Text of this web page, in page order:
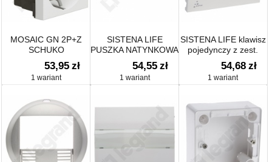
MOSAIC GN 2P+Z
SCHUKO
PODŁĄCZANE PRZEZ
ZACISKI ŚRUBOWE-2
MODUŁY
53,95 zł
1 wariant
SISTENA LIFE
PUSZKA NATYNKOWA
PODWÓJNA
POZIOMA ARCTIC
54,55 zł
1 wariant
SISTENA LIFE klawisz
pojedynczy z zest.
uszczelniającym IP44
54,68 zł
1 wariant